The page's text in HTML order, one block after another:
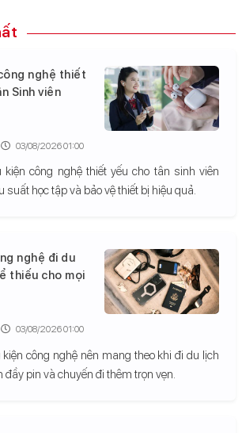
nghệ thiết
Sinh viên
kiện công nghệ thiết yếu cho tân sinh viên
suất học tập và bảo vệ thiết bị hiệu quả.
03/08/2026 01:00
nghệ đi du
thiếu cho mọi
công nghệ nên mang theo khi đi du lịch
đầy pin và chuyến đi thêm trọn vẹn.
03/08/2026 01:00